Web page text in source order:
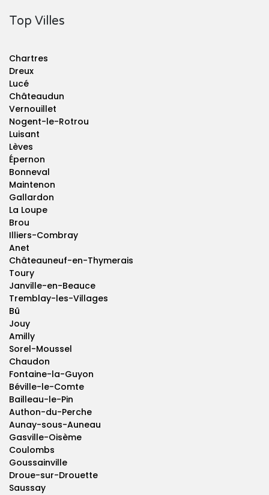
Top Villes
Chartres
Dreux
Lucé
Châteaudun
Vernouillet
Nogent-le-Rotrou
Luisant
Lèves
Épernon
Bonneval
Maintenon
Gallardon
La Loupe
Brou
Illiers-Combray
Anet
Châteauneuf-en-Thymerais
Toury
Janville-en-Beauce
Tremblay-les-Villages
Bû
Jouy
Amilly
Sorel-Moussel
Chaudon
Fontaine-la-Guyon
Béville-le-Comte
Bailleau-le-Pin
Authon-du-Perche
Aunay-sous-Auneau
Gasville-Oisème
Coulombs
Goussainville
Droue-sur-Drouette
Saussay